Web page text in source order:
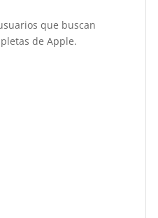
que buscan
de Apple.